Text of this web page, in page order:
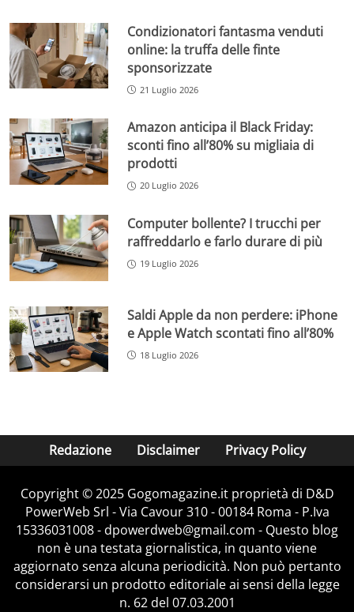
Condizionatori fantasma venduti
online: la truffa delle finte
sponsorizzate
21 Luglio 2026
Amazon anticipa il Black Friday:
sconti fino all’80% su migliaia di
prodotti
20 Luglio 2026
Computer bollente? I trucchi per
raffreddarlo e farlo durare di più
19 Luglio 2026
Saldi Apple da non perdere: iPhone
e Apple Watch scontati fino all’80%
18 Luglio 2026
Redazione Disclaimer Privacy Policy
Copyright © 2025 Gogomagazine.it proprietà di D&D
PowerWeb Srl - Via Cavour 310 - 00184 Roma - P.Iva
15336031008 - dpowerdweb@gmail.com - Questo blog
non è una testata giornalistica, in quanto viene
aggiornato senza alcuna periodicità. Non può pertanto
considerarsi un prodotto editoriale ai sensi della legge
n. 62 del 07.03.2001